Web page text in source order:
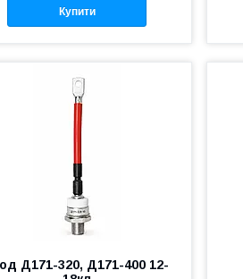
Купити
Д171-320, Д171-400 12-